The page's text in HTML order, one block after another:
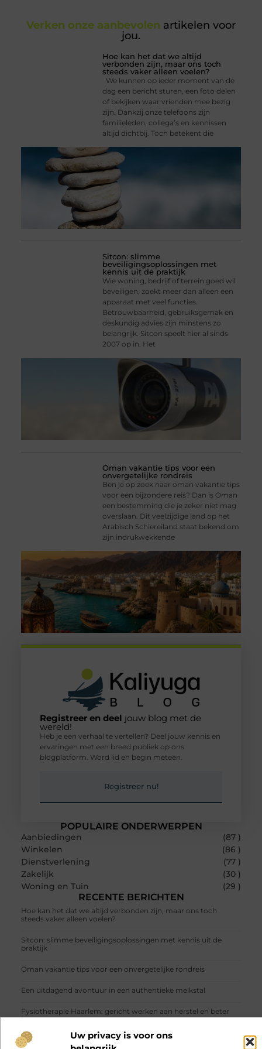
Uw privacy is voor ons
Verken onze aanbevolen artikelen voor
jou.
Hoe kan het dat we altijd
verbonden zijn, maar ons toch
steeds vaker alleen voelen?
We kunnen op ieder moment van de
dag een bericht sturen, een foto delen
of bekijken waar vrienden mee bezig
zijn. Dankzij onze telefoons zijn
familieleden, collega’s en kennissen
altijd dichtbij. Toch betekent die
Sitcon: slimme
beveiligingsoplossingen met
kennis uit de praktijk
Wie woning, bedrijf of terrein goed wil
beveiligen, zoekt meer dan alleen een
apparaat met veel functies.
Betrouwbaarheid, gebruiksgemak en
deskundig advies zijn minstens zo
belangrijk. Sitcon speelt hier al sinds
2007 op in. Het
Oman vakantie tips voor een
onvergetelijke rondreis
Ben je op zoek naar oman vakantie tips
voor een bijzondere reis? Dan is Oman
een bestemming die je zeker niet mag
overslaan. Dit veelzijdige land op het
Arabisch Schiereiland staat bekend om
zijn indrukwekkende
POPULAIRE ONDERWERPEN
Aanbiedingen
(87 )
Winkelen
(86 )
Dienstverlening
(77 )
Zakelijk
(30 )
Woning en Tuin
(29 )
RECENTE BERICHTEN
Hoe kan het dat we altijd verbonden zijn, maar ons toch
steeds vaker alleen voelen?
Sitcon: slimme beveiligingsoplossingen met kennis uit de
praktijk
Oman vakantie tips voor een onvergetelijke rondreis
Een uitdagend avontuur in een authentieke melkstal
Fysiotherapie Haarlem: gericht werken aan herstel en beter
bewegen
Veelgemaakte fouten bij het beveiligen van schuren, garages
Registreer en deel jouw blog met de
wereld!
Heb je een verhaal te vertellen? Deel jouw kennis en
ervaringen met een breed publiek op ons
blogplatform. Word lid en begin meteen.
Registreer nu!